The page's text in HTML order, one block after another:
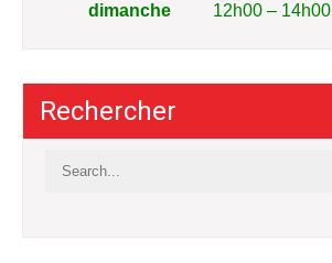
dimanche
12h00 – 14h00
Rechercher